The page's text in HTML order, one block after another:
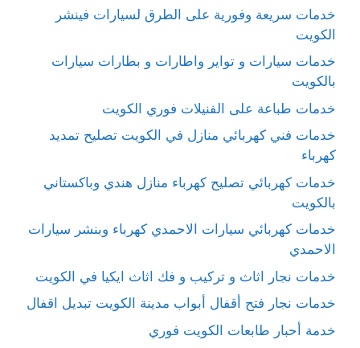
خدمات سريعة وفورية على الطرق لسيارات فينشر
الكويت
خدمات سيارات و تواير واطارات و بطارات سيارات
بالكويت
خدمات طباعة على الفنيلات فوري الكويت
خدمات فني كهربائي منازل في الكويت تصليح تمديد
كهرباء
خدمات كهربائي تصليح كهرباء منازل هندي وباكستاني
بالكويت
خدمات كهربائي سيارات الاحمدي كهرباء وبنشر سيارات
الاحمدي
خدمات نجار اثاث و تركيب و فك اثاث ايكيا في الكويت
خدمات نجار فتح أقفال أبواب مدينة الكويت تبديل اقفال
خدمة أحبار طابعات الكويت فوري